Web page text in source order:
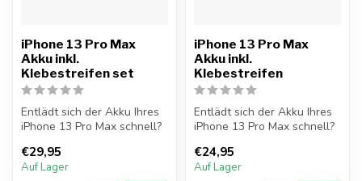
iPhone 13 Pro Max
Akku inkl.
Klebestreifen set
Entlädt sich der Akku Ihres
iPhone 13 Pro Max schnell?
€29,95
Auf Lager
iPhone 13 Pro Max
Akku inkl.
Klebestreifen
Entlädt sich der Akku Ihres
iPhone 13 Pro Max schnell?
€24,95
Auf Lager